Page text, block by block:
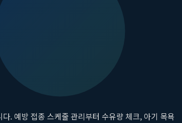
적인 산후 관리 프로그램을 운영합니다. 영양사가 설
물리치료는 부종 감소, 혈액순환 촉진, 틀어진 골반
. 예방 접종 스케줄 관리부터 수유량 체크, 아기 목욕